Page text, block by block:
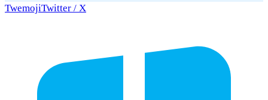
TwemojiTwitter / X